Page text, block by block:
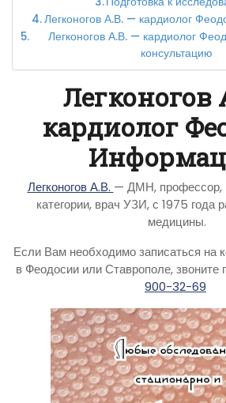
Легконогов А.В. — кардиолог
Легконогов А.В. — кардиолог
консультацию
Легконогов
кардиолог
Легконогов А.В. — ДМН, профессор,
категории, врач УЗИ, с 1975 года
медицины.
Если Вам необходимо записаться на
в Феодосии или Ставрополе, звоните
900-32-69